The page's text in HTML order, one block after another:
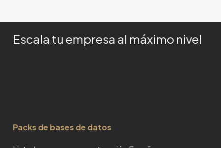
Escala tu empresa al máximo nivel
Packs de bases de datos